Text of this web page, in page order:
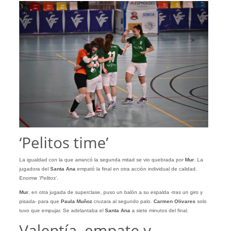
‘Pelitos time’
La igualdad con la que arrancó la segunda mitad se vio quebrada porMur. La
jugadora del Santa Ana empató la final en otra acción individual de calidad.
Enorme ‘Pelitos‘.
Mur, en otra jugada de superclase, puso un balón a su espalda -tras un giro y
pisada- para que Paula Muñozcruzara al segundo palo. Carmen Olivares solo
tuvo que empujar. Se adelantaba el Santa Ana a siete minutos del final.